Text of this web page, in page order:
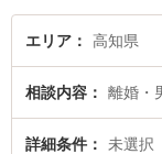
権等の細かな分野での
保 宜弘弁護士やくろし
ぐに弁護士に相談した
士を検索したい』『初
士に相談予約したい』
エリア 高知県
相談内容 離婚・
詳細条件 未選択